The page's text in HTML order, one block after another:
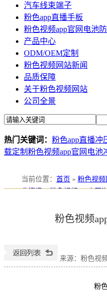
汽车线束端子
粉色app直播手板
粉色视频app官网电池
产品中心
ODM/OEM定制
粉色视频网站新闻
品质保障
关于粉色视频网站
公司全景
热门关键词： 粉色app直播冲
载定制 粉色视频app官网电池
当前位置 ： 首页 » 粉色视
业资讯»粉色视频app官网
粉色视频
来源：粉色视
粉